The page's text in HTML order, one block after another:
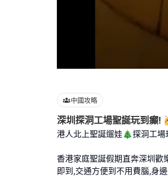
中國攻略
深圳探洞工場聖誕玩到癲!
港人北上聖誕遛娃🎄探洞工場
香港家庭聖誕假期直奔深圳歡
即到,交通方便到不用費腦,身